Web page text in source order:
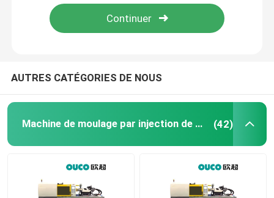
Visite d'usine
Contrôle de qualité
Machine de moulage par injection de seau
AUTRES CATÉGORIES DE NOUS
Machine de moulage par injection de seau (42)